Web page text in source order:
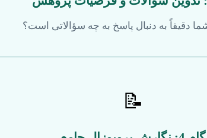
دقیقاً به دنبال پاسخ به چه سؤالاتی است؟
📝